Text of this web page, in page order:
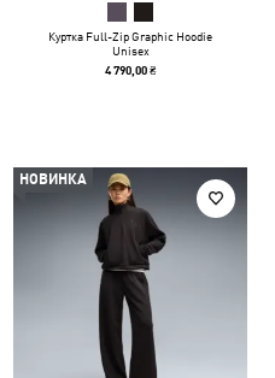
Куртка Full-Zip Graphic Hoodie
Unisex
4 790,00 ₴
НОВИНКА